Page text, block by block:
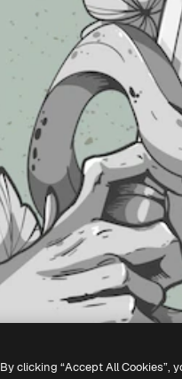
By clicking “Accept All Cookies”,